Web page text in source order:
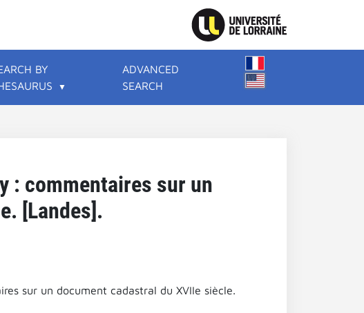
BY
ADVANCED
SEARCH
: commentaires sur un
[Landes].
sur un document cadastral du XVIIe siècle.